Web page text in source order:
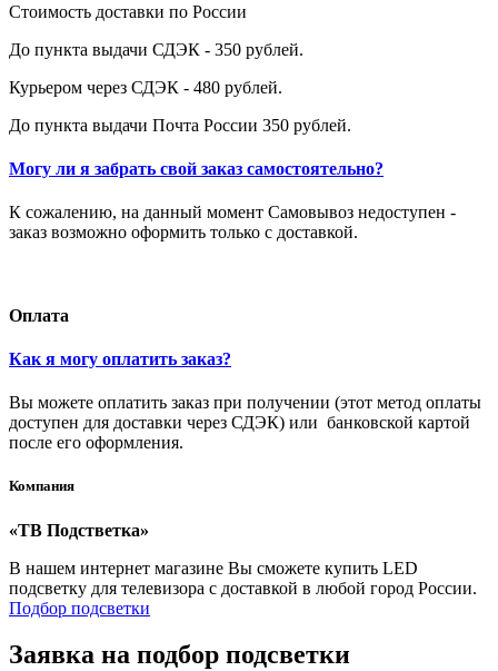
Стоимость доставки по России
До пункта выдачи СДЭК - 350 рублей.
Курьером через СДЭК - 480 рублей.
До пункта выдачи Почта России 350 рублей.
Могу ли я забрать свой заказ самостоятельно?
К сожалению, на данный момент Самовывоз недоступен -
заказ возможно оформить только с доставкой.
Оплата
Как я могу оплатить заказ?
Вы можете оплатить заказ при получении (этот метод оплаты
доступен для доставки через СДЭК) или банковской картой
после его оформления.
Компания
«ТВ Подстветка»
В нашем интернет магазине Вы сможете купить LED
подсветку для телевизора с доставкой в любой город России.
Подбор подсветки
Заявка на подбор подсветки